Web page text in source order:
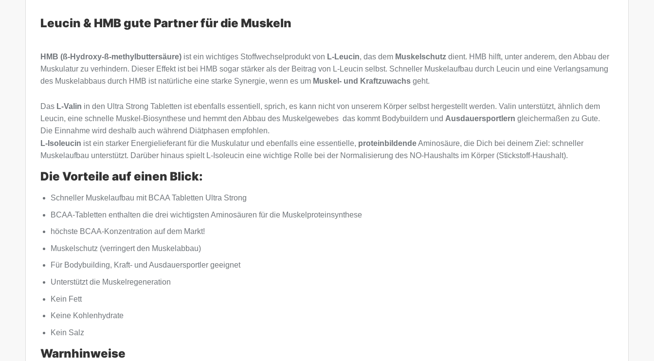
Leucin & HMB gute Partner für die Muskeln
HMB (ß-Hydroxy-ß-methylbuttersäure) ist ein wichtiges Stoffwechselprodukt von L-Leucin, das dem Muskelschutz dient. HMB hilft, unter anderem, den Abbau der
Muskulatur zu verhindern. Dieser Effekt ist bei HMB sogar stärker als der Beitrag von L-Leucin selbst. Schneller Muskelaufbau durch Leucin und eine Verlangsamung
des Muskelabbaus durch HMB ist natürliche eine starke Synergie, wenn es um Muskel- und Kraftzuwachs geht.
Das L-Valin in den Ultra Strong Tabletten ist ebenfalls essentiell, sprich, es kann nicht von unserem Körper selbst hergestellt werden. Valin unterstützt, ähnlich dem
Leucin, eine schnelle Muskel-Biosynthese und hemmt den Abbau des Muskelgewebes  das kommt Bodybuildern und Ausdauersportlern gleichermaßen zu Gute.
Die Einnahme wird deshalb auch während Diätphasen empfohlen.
L-Isoleucin ist ein starker Energielieferant für die Muskulatur und ebenfalls eine essentielle, proteinbildendeAminosäure, die Dich bei deinem Ziel: schneller
Muskelaufbau unterstützt. Darüber hinaus spielt L-Isoleucin eine wichtige Rolle bei der Normalisierung des NO-Haushalts im Körper (Stickstoff-Haushalt).
Die Vorteile auf einen Blick:
Schneller Muskelaufbau mit BCAA Tabletten Ultra Strong
BCAA-Tabletten enthalten die drei wichtigsten Aminosäuren für die Muskelproteinsynthese
höchste BCAA-Konzentration auf dem Markt!
Muskelschutz (verringert den Muskelabbau)
Für Bodybuilding, Kraft- und Ausdauersportler geeignet
Unterstützt die Muskelregeneration
Kein Fett
Keine Kohlenhydrate
Kein Salz
Warnhinweise